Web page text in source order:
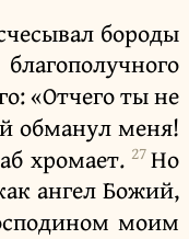
бороды
«Отчего ты не
обманул меня!
хромает. 27Но
ангел Божий,
моим